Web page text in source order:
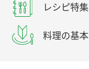
レシピ特集
料理の基本